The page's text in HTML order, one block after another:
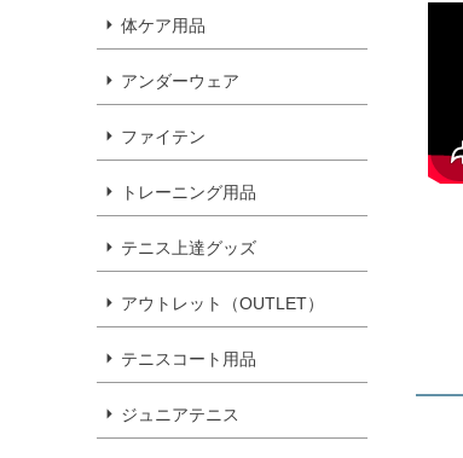
体ケア用品
アンダーウェア
ファイテン
トレーニング用品
テニス上達グッズ
アウトレット（OUTLET）
テニスコート用品
ジュニアテニス